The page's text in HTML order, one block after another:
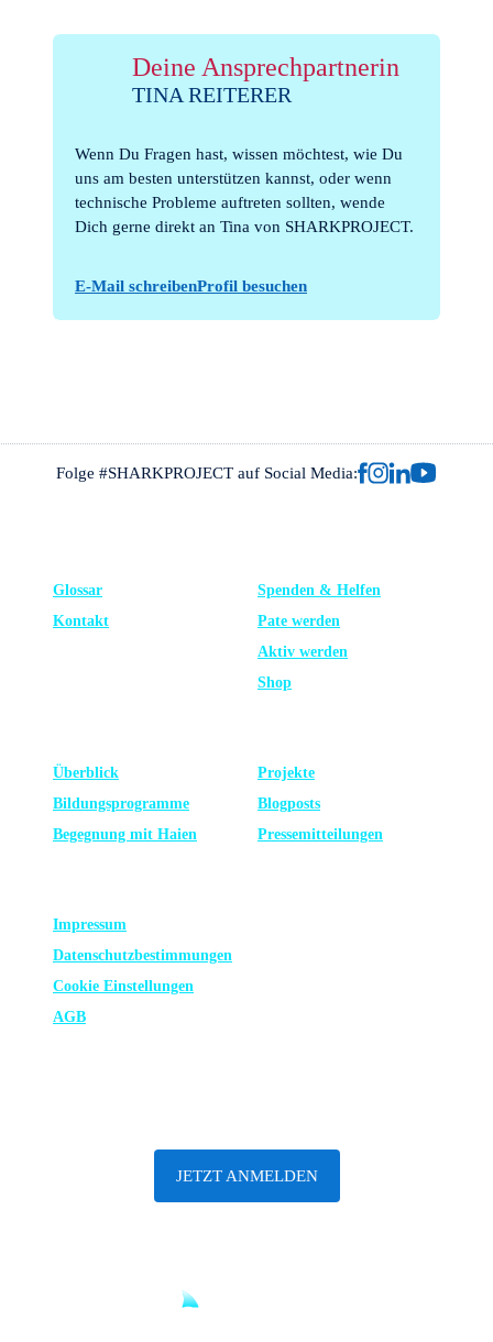
Deine Ansprechpartnerin
TINA REITERER
Wenn Du Fragen hast, wissen möchtest, wie Du
uns am besten unterstützen kannst, oder wenn
technische Probleme auftreten sollten, wende
Dich gerne direkt an Tina von SHARKPROJECT.
E-Mail schreibenProfil besuchen
Folge #SHARKPROJECT auf Social Media:
Glossar
Kontakt
Spenden & Helfen
Pate werden
Aktiv werden
Shop
Überblick
Bildungsprogramme
Begegnung mit Haien
Projekte
Blogposts
Presse­mitteilungen
Impressum
Datenschutz­bestimmungen
Cookie Einstellungen
AGB
JETZT ANMELDEN